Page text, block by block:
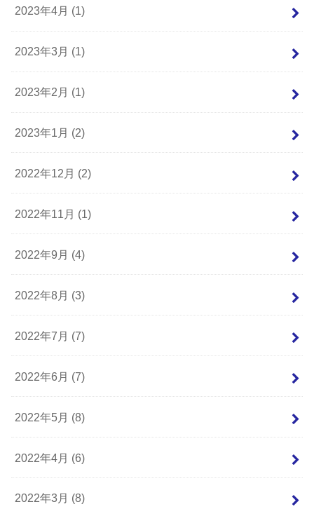
2023年4月 (1)
2023年3月 (1)
2023年2月 (1)
2023年1月 (2)
2022年12月 (2)
2022年11月 (1)
2022年9月 (4)
2022年8月 (3)
2022年7月 (7)
2022年6月 (7)
2022年5月 (8)
2022年4月 (6)
2022年3月 (8)